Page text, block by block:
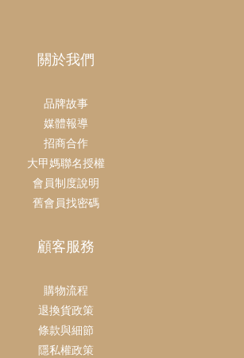
關於我們
品牌故事
媒體報導
招商合作
大甲媽聯名授權
會員制度說明
舊會員找密碼
顧客服務
購物流程
退換貨政策
條款與細節
隱私權政策